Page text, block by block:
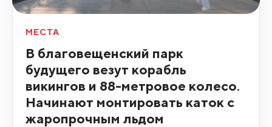
МЕСТА
В благовещенский парк
будущего везут корабль
викингов и 88-метровое колесо.
Начинают монтировать каток с
жаропрочным льдом